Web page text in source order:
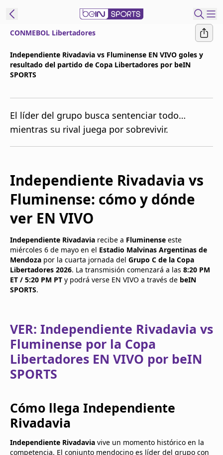
Language
ENES
beIN XTRA
Programación
Contáctanos
CONMEBOL Libertadores
Independiente Rivadavia vs Fluminense EN VIVO goles y
resultado del partido de Copa Libertadores por beIN
SPORTS
El líder del grupo busca sentenciar todo…
mientras su rival juega por sobrevivir.
Independiente Rivadavia vs
Fluminense: cómo y dónde
ver EN VIVO
Independiente Rivadavia recibe a Fluminense este
miércoles 6 de mayo en el Estadio Malvinas Argentinas de
Mendoza por la cuarta jornada del Grupo C de la Copa
Libertadores 2026. La transmisión comenzará a las 8:20 PM
ET / 5:20 PM PT y podrá verse EN VIVO a través de beIN
SPORTS.
VER: Independiente Rivadavia vs
Fluminense por la Copa
Libertadores EN VIVO por beIN
SPORTS
Cómo llega Independiente
Rivadavia
Independiente Rivadavia vive un momento histórico en la
competencia. El conjunto mendocino es líder del grupo con